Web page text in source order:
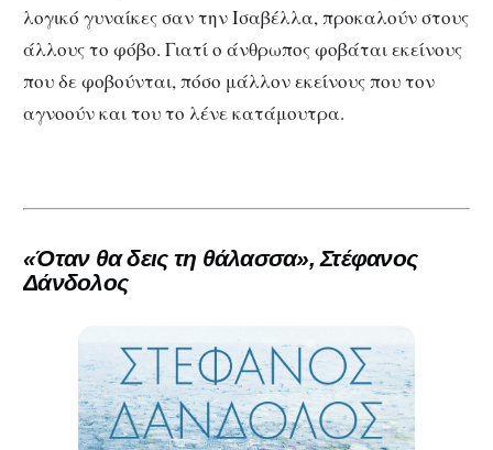
λογικό γυναίκες σαν την Ισαβέλλα, προκαλούν στους
άλλους το φόβο. Γιατί ο άνθρωπος φοβάται εκείνους
που δε φοβούνται, πόσο μάλλον εκείνους που τον
αγνοούν και του το λένε κατάμουτρα.
«Όταν θα δεις τη θάλασσα», Στέφανος
Δάνδολος